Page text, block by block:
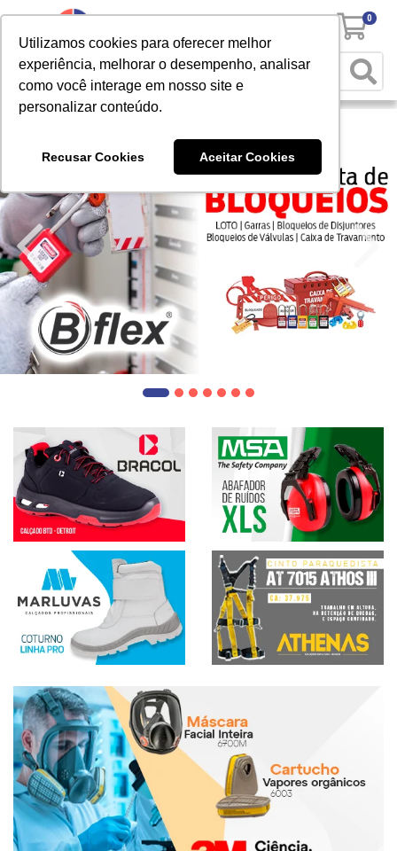
Utilizamos cookies para oferecer melhor
experiência, melhorar o desempenho, analisar
como você interage em nosso site e
personalizar conteúdo.
Recusar Cookies Aceitar Cookies
0